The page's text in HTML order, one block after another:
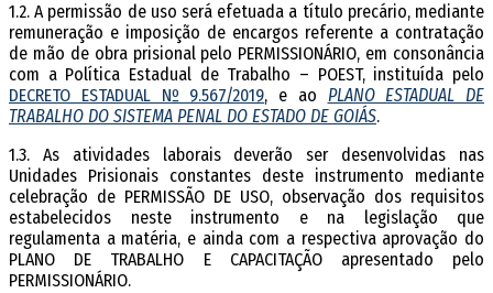
1.2. A permissão de uso será efetuada a título precário, mediante
remuneração e imposição de encargos referente a contratação
de mão de obra prisional pelo PERMISSIONÁRIO, em consonância
com a Política Estadual de Trabalho – POEST, instituída pelo
DECRETO ESTADUAL Nº 9.567/2019, e ao PLANO ESTADUAL DE
TRABALHO DO SISTEMA PENAL DO ESTADO DE GOIÁS.
1.3. As atividades laborais deverão ser desenvolvidas nas
Unidades Prisionais constantes deste instrumento mediante
celebração de PERMISSÃO DE USO, observação dos requisitos
estabelecidos neste instrumento e na legislação que
regulamenta a matéria, e ainda com a respectiva aprovação do
PLANO DE TRABALHO E CAPACITAÇÃO apresentado pelo
PERMISSIONÁRIO.